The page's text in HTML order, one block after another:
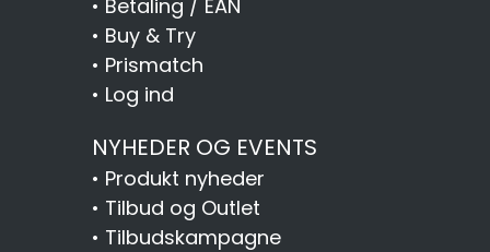
• Betaling / EAN
• Buy & Try
• Prismatch
• Log ind
NYHEDER OG EVENTS
• Produkt nyheder
• Tilbud og Outlet
• Tilbudskampagne